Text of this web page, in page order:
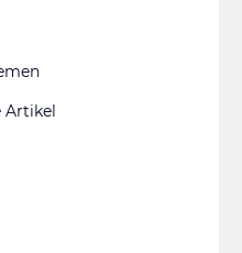
Artikel